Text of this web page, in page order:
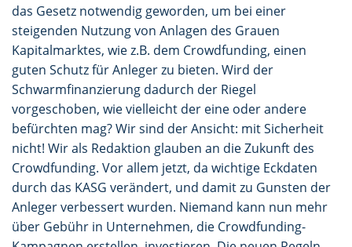
das Gesetz notwendig geworden, um bei einer
steigenden Nutzung von Anlagen des Grauen
Kapitalmarktes, wie z.B. dem Crowdfunding, einen
guten Schutz für Anleger zu bieten. Wird der
Schwarmfinanzierung dadurch der Riegel
vorgeschoben, wie vielleicht der eine oder andere
befürchten mag? Wir sind der Ansicht: mit Sicherheit
nicht! Wir als Redaktion glauben an die Zukunft des
Crowdfunding. Vor allem jetzt, da wichtige Eckdaten
durch das KASG verändert, und damit zu Gunsten der
Anleger verbessert wurden. Niemand kann nun mehr
über Gebühr in Unternehmen, die Crowdfunding-